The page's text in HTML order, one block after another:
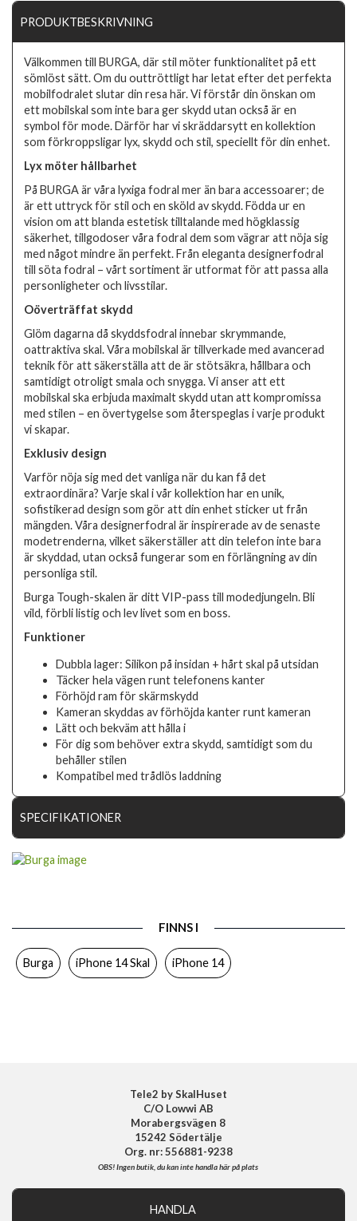
PRODUKTBESKRIVNING
Välkommen till BURGA, där stil möter funktionalitet på ett
sömlöst sätt. Om du outtröttligt har letat efter det perfekta
mobilfodralet slutar din resa här. Vi förstår din önskan om
ett mobilskal som inte bara ger skydd utan också är en
symbol för mode. Därför har vi skräddarsytt en kollektion
som förkroppsligar lyx, skydd och stil, speciellt för din enhet.
Lyx möter hållbarhet
På BURGA är våra lyxiga fodral mer än bara accessoarer; de
är ett uttryck för stil och en sköld av skydd. Födda ur en
vision om att blanda estetisk tilltalande med högklassig
säkerhet, tillgodoser våra fodral dem som vägrar att nöja sig
med något mindre än perfekt. Från eleganta designerfodral
till söta fodral – vårt sortiment är utformat för att passa alla
personligheter och livsstilar.
Oöverträffat skydd
Glöm dagarna då skyddsfodral innebar skrymmande,
oattraktiva skal. Våra mobilskal är tillverkade med avancerad
teknik för att säkerställa att de är stötsäkra, hållbara och
samtidigt otroligt smala och snygga. Vi anser att ett
mobilskal ska erbjuda maximalt skydd utan att kompromissa
med stilen – en övertygelse som återspeglas i varje produkt
vi skapar.
Exklusiv design
Varför nöja sig med det vanliga när du kan få det
extraordinära? Varje skal i vår kollektion har en unik,
sofistikerad design som gör att din enhet sticker ut från
mängden. Våra designerfodral är inspirerade av de senaste
modetrenderna, vilket säkerställer att din telefon inte bara
är skyddad, utan också fungerar som en förlängning av din
personliga stil.
Burga Tough-skalen är ditt VIP-pass till modedjungeln. Bli
vild, förbli listig och lev livet som en boss.
Funktioner
Dubbla lager: Silikon på insidan + hårt skal på utsidan
Täcker hela vägen runt telefonens kanter
Förhöjd ram för skärmskydd
Kameran skyddas av förhöjda kanter runt kameran
Lätt och bekväm att hålla i
För dig som behöver extra skydd, samtidigt som du
behåller stilen
Kompatibel med trådlös laddning
SPECIFIKATIONER
Färg
FINNS I
Burga iPhone 14 Skal iPhone 14
Tele2 by SkalHuset
C/O Lowwi AB
Morabergsvägen 8
15242 Södertälje
Org. nr: 556881-9238
OBS!Ingen butik, du kan inte handla här på plats
HANDLA